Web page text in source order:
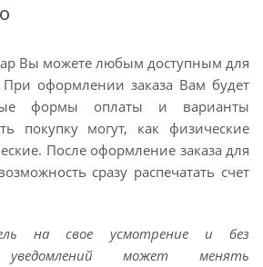
Вы можете любым доступным для
При оформлении заказа Вам будет
формы оплаты и варианты
покупку могут, как физические
После оформление заказа для
сразу распечатать счет
на свое усмотрение и без
уведомлений может менять